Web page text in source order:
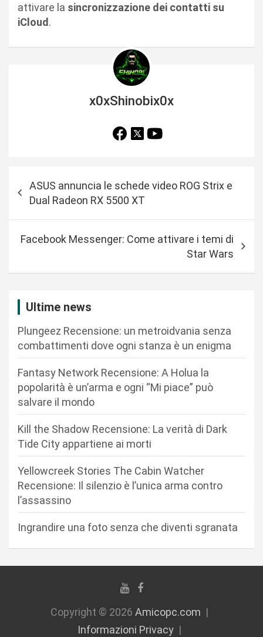
attivare la sincronizzazione dei contatti su
iCloud.
x0xShinobix0x
a
ASUS annuncia le schede video ROG Strix e
Dual Radeon RX 5500 XT
Facebook Messenger: Come attivare i temi di
Star Wars
Ultime news
Plungeez Recensione: un metroidvania senza
combattimenti dove ogni stanza è un enigma
Fantasy Network Recensione: A Holua la
popolarità è un’arma e ogni “Mi piace” può
salvare il mondo
Kill the Shadow Recensione: La verità di Dark
Tide City appartiene ai morti
Yellowcreek Stories The Cabin Watcher
Recensione: Il silenzio è l’unica arma contro
l’assassino
Ingrandire una foto senza che diventi sgranata
Copyright © 2026 Amicopc.com
Informazioni Privacy